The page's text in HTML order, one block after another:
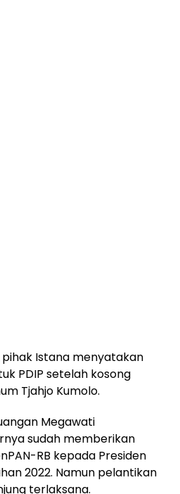
pihak Istana menyatakan
PDIP setelah kosong
Tjahjo Kumolo.
Megawati
sudah memberikan
RB kepada Presiden
2022. Namun pelantikan
terlaksana.